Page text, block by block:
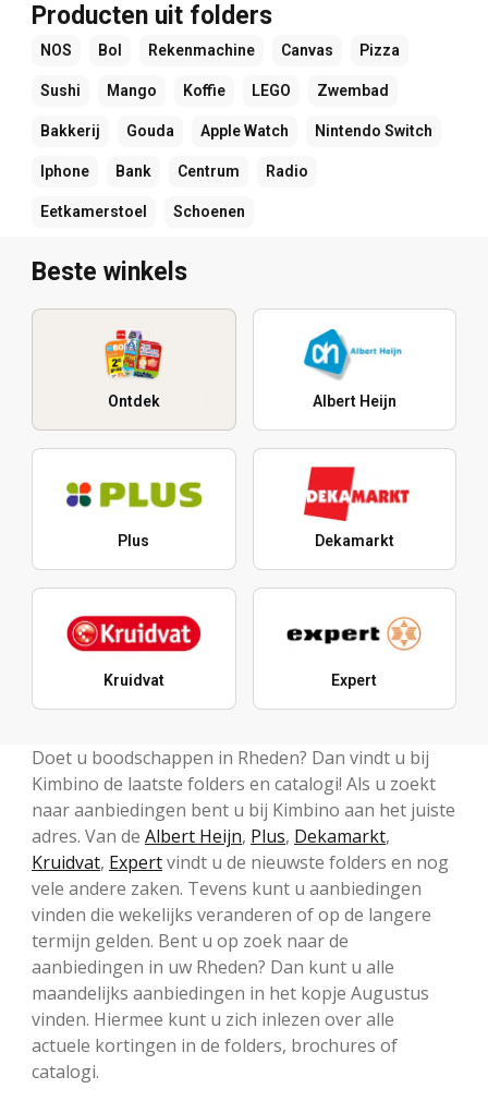
Producten uit folders
NOS Bol Rekenmachine Canvas Pizza
Sushi Mango Koffie LEGO Zwembad
Bakkerij Gouda Apple Watch Nintendo Switch
Iphone Bank Centrum Radio
Eetkamerstoel Schoenen
Beste winkels
Ontdek Albert Heijn
Plus Dekamarkt
Kruidvat Expert
Doet u boodschappen in Rheden? Dan vindt u bij
Kimbino de laatste folders en catalogi! Als u zoekt
naar aanbiedingen bent u bij Kimbino aan het juiste
adres. Van de Albert Heijn, Plus, Dekamarkt,
Kruidvat, Expertvindt u de nieuwste folders en nog
vele andere zaken. Tevens kunt u aanbiedingen
vinden die wekelijks veranderen of op de langere
termijn gelden. Bent u op zoek naar de
aanbiedingen in uw Rheden? Dan kunt u alle
maandelijks aanbiedingen in het kopje Augustus
vinden. Hiermee kunt u zich inlezen over alle
actuele kortingen in de folders, brochures of
catalogi.